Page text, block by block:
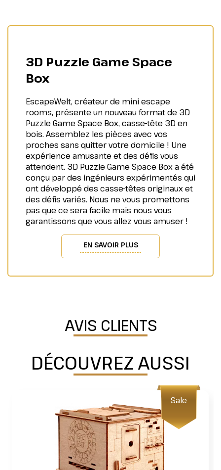
3D Puzzle Game Space
Box
EscapeWelt, créateur de mini escape
rooms, présente un nouveau format de 3D
Puzzle Game Space Box, casse-tête 3D en
bois. Assemblez les pièces avec vos
proches sans quitter votre domicile ! Une
expérience amusante et des défis vous
attendent. 3D Puzzle Game Space Box a été
conçu par des ingénieurs expérimentés qui
ont développé des casse-têtes originaux et
des défis variés. Nous ne vous promettons
pas que ce sera facile mais nous vous
garantissons que vous allez vous amuser !
EN SAVOIR PLUS
AVIS CLIENTS
DÉCOUVREZ AUSSI
Sale